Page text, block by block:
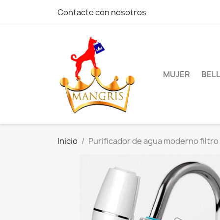
Contacte con nosotros
MUJER
Inicio Purificador de agua moderno